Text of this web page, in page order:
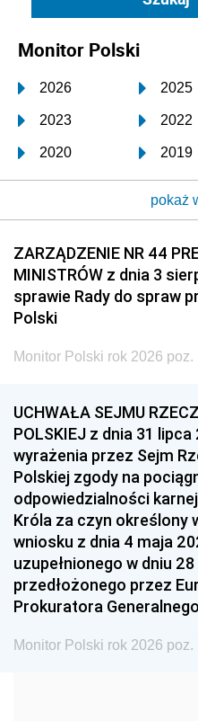
Monitor Polski
2026 2025
2023 2022
2020 2019
2017 2016
2014 2013
2011 2010
2008 2007
2005
1996 1995
1993 1992
1990 1989
1987 1986
1984 1983
1981 1980
1978 1977
1975 1974
pokaż
ZARZĄDZENIE NR 44
MINISTRÓW z dnia 3
sprawie Rady do spraw
Polski
Monitor Polski rok 2026 poz.
UCHWAŁA SEJMU
POLSKIEJ z dnia 31
wyrażenia przez Sejm
Polskiej zgody na
odpowiedzialności
Króla za czyn określony
wniosku z dnia 4 maja
uzupełnionego w dniu
przedłożonego przez
Prokuratora Generalnego
Monitor Polski rok 2026 poz.